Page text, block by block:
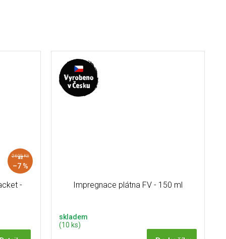
2 690 Kč
až
–7 %
-
Impregnace plátna FV - 150 ml
skladem
(10 ks)